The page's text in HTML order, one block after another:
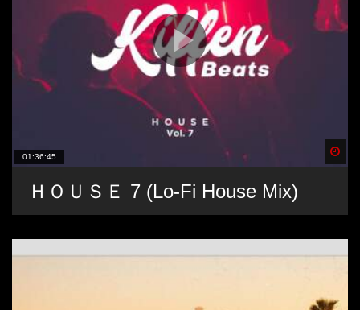
01:36:45
ＨＯＵＳＥ 7 (Lo-Fi House Mix)